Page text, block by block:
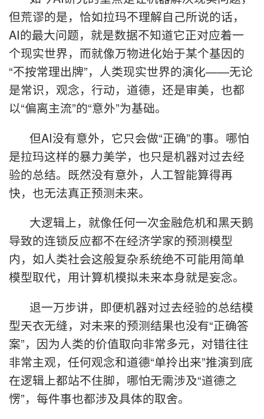
但荒谬的是，恰如拉玛不理解自己所说的话，
AI的最大问题，就是数据不知道它正对应着一
个现实世界，而就像万物进化始于某个基因的
“不按常理出牌”，人类现实世界的演化——无论
是常识，观念，行动，道德，还是审美，也都
以“偏离主流”的“意外”为基础。
但AI没有意外，它只会做“正确”的事。哪怕
是拉玛这样的暴力美学，也只是机器对过去经
验的总结。既然没有意外，人工智能算得再
快，也无法真正预测未来。
大逻辑上，就像任何一次金融危机和黑天鹅
导致的连锁反应都不在经济学家的预测模型
内，如人类社会这般复杂系统绝不可能用简单
模型取代，用计算机模拟未来本身就是妄念。
退一万步讲，即便机器对过去经验的总结模
型天衣无缝，对未来的预测结果也没有“正确答
案”，因为人类的价值取向非常多元，对错往往
非常主观，任何观念和道德“单拎出来”推演到底
在逻辑上都站不住脚，哪怕无需涉及“道德之
愣”，每件事也都涉及具体的取舍。